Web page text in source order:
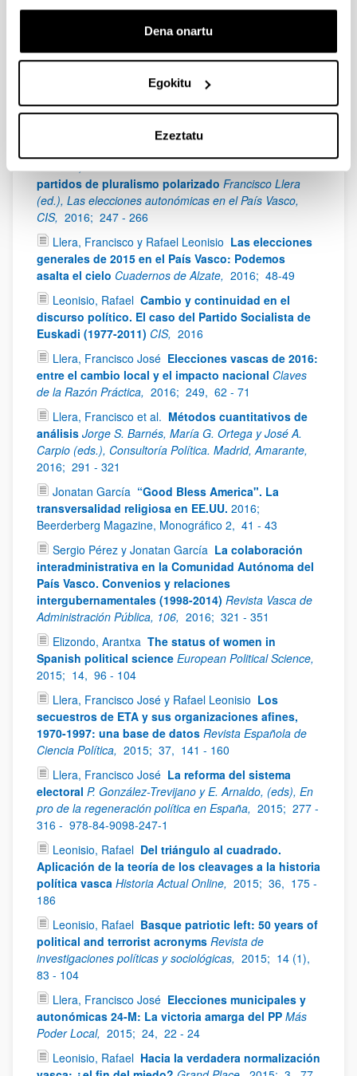
Dena onartu
Egokitu
Ezeztatu
175 - 190
García Rabadán, Jonatan Los votos "invisibles"
Francisco Llera (ed.), Las elecciones autonómicas en el
País Vasco, CIS, 2016; 205 - 222
Pérez Castaños, Sergio y Mélany Barragán
de la representación Francisco Llera (ed.), Las
Llera, Francisco La moderación del sistema de
partidos de pluralismo polarizado Francisco Llera
(ed.), Las elecciones autonómicas en el País Vasco,
CIS, 2016; 247 - 266
Llera, Francisco y Rafael Leonisio Las elecciones
generales de 2015 en el País Vasco: Podemos
asalta el cielo Cuadernos de Alzate, 2016; 48-49
Leonisio, Rafael Cambio y continuidad en el
discurso político. El caso del Partido Socialista de
Euskadi (1977-2011) CIS, 2016
Llera, Francisco José Elecciones vascas de 2016:
entre el cambio local y el impacto nacional Claves
de la Razón Práctica, 2016; 249, 62 - 71
Llera, Francisco et al. Métodos cuantitativos de
análisis Jorge S. Barnés, María G. Ortega y José A.
Carpio (eds.), Consultoría Política. Madrid, Amarante,
2016; 291 - 321
Jonatan García “Good Bless America". La
transversalidad religiosa en EE.UU. 2016;
Beerderberg Magazine, Monográfico 2, 41 - 43
Sergio Pérez y Jonatan García La colaboración
interadministrativa en la Comunidad Autónoma del
País Vasco. Convenios y relaciones
intergubernamentales (1998-2014) Revista Vasca de
Administración Pública, 106, 2016; 321 - 351
Elizondo, Arantxa The status of women in
Spanish political science European Political Science,
2015; 14, 96 - 104
Llera, Francisco José y Rafael Leonisio Los
secuestros de ETA y sus organizaciones afines,
1970-1997: una base de datos Revista Española de
Ciencia Política, 2015; 37, 141 - 160
Llera, Francisco José La reforma del sistema
electoral P. González-Trevijano y E. Arnaldo, (eds), En
pro de la regeneración política en España, 2015; 277 -
316 - 978-84-9098-247-1
Leonisio, Rafael Del triángulo al cuadrado.
Aplicación de la teoría de los cleavages a la historia
política vasca Historia Actual Online, 2015; 36, 175 -
186
Leonisio, Rafael Basque patriotic left: 50 years of
political and terrorist acronyms Revista de
investigaciones políticas y sociológicas, 2015; 14 (1),
83 - 104
Llera, Francisco José Elecciones municipales y
autonómicas 24-M: La victoria amarga del PP Más
Poder Local, 2015; 24, 22 - 24
Leonisio, Rafael Hacia la verdadera normalización